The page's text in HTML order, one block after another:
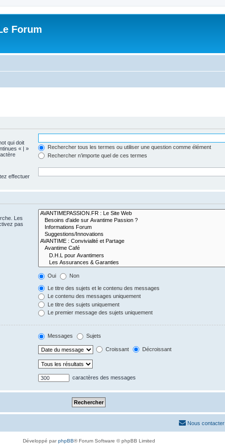
Forum
qui doit
« | »
Rechercher tous les termes ou utiliser une question comme élément
Rechercher n’importe quel de ces termes
effectuer
Les
pas
Oui Non
Le titre des sujets et le contenu des messages
Le contenu des messages uniquement
Le titre des sujets uniquement
Le premier message des sujets uniquement
Messages Sujets
Croissant Décroissant
caractères des messages
Nous contacter
Développé parphpBB® Forum Software © phpBB Limited